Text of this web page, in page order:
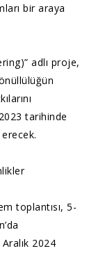
bir araya
adlı proje,
tarihinde
toplantısı, 5-
2024